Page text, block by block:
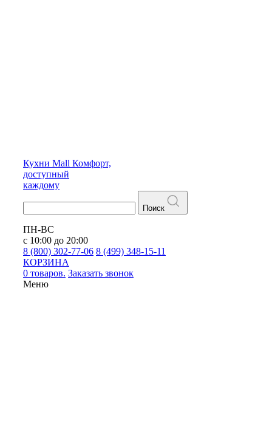
Кухни Mall Комфорт,
доступный
каждому
Поиск
ПН-ВС
с 10:00 до 20:00
8 (800) 302-77-06 8 (499) 348-15-11
КОРЗИНА
0 товаров. Заказать звонок
Меню